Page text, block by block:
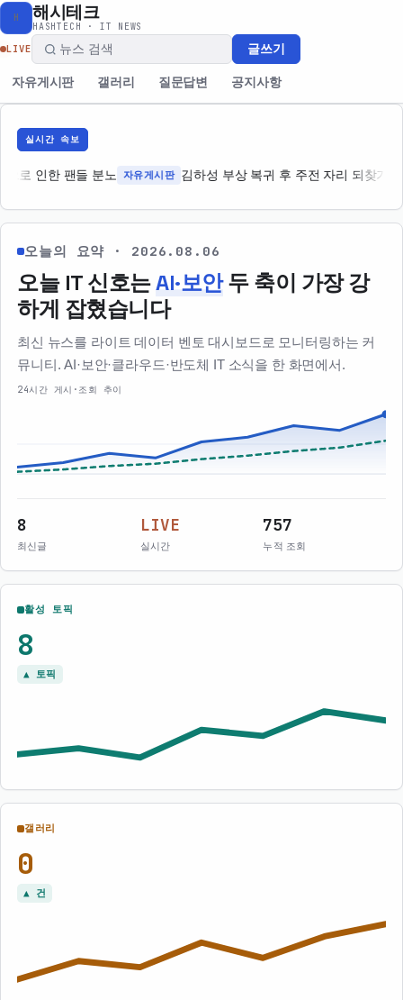
H 해시테크
HASHTECH · IT NEWS
자유게시판 갤러리 질문답변 공지사항
LIVE 글쓰기
실시간 속보
로 인한 팬들 분노 자유게시판 김하성 부상 복귀 후 주전 자리 되찾기 어
오늘의 요약 · 2026.08.06
오늘 IT 신호는AI·보안두 축이 가장 강
하게 잡혔습니다
최신 뉴스를 라이트 데이터 벤토 대시보드로 모니터링하는 커
뮤니티. AI·보안·클라우드·반도체 IT 소식을 한 화면에서.
24시간 게시·조회 추이
8
최신글
LIVE
실시간
757
누적 조회
활성 토픽
8
▲ 토픽
갤러리
0
▲ 건